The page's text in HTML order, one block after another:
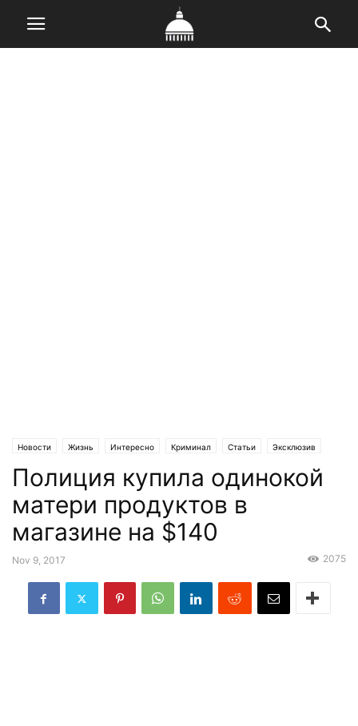
Новости Жизнь Интересно Криминал Статьи Эксклюзив
Полиция купила одинокой
матери продуктов в
магазине на $140
Nov 9, 2017 2075